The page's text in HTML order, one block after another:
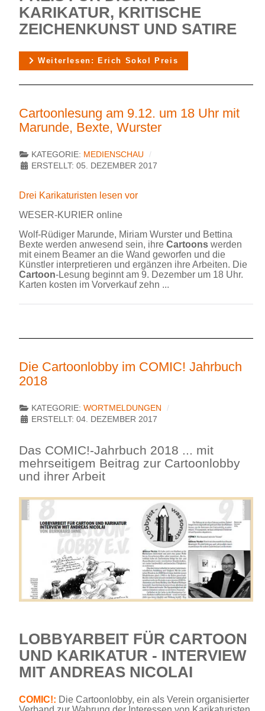
KARIKATUR, KRITISCHE
ZEICHENKUNST UND SATIRE
Weiterlesen: Erich Sokol Preis
Cartoonlesung am 9.12. um 18 Uhr mit
Marunde, Bexte, Wurster
KATEGORIE: MEDIENSCHAU
ERSTELLT: 05. DEZEMBER 2017
Drei Karikaturisten lesen vor
WESER-KURIER online
Wolf-Rüdiger Marunde, Miriam Wurster und Bettina
Bexte werden anwesend sein, ihre Cartoons werden
mit einem Beamer an die Wand geworfen und die
Künstler interpretieren und ergänzen ihre Arbeiten. Die
Cartoon-Lesung beginnt am 9. Dezember um 18 Uhr.
Karten kosten im Vorverkauf zehn ...
Die Cartoonlobby im COMIC! Jahrbuch
2018
KATEGORIE: WORTMELDUNGEN
ERSTELLT: 04. DEZEMBER 2017
Das COMIC!-Jahrbuch 2018 ... mit
mehrseitigem Beitrag zur Cartoonlobby
und ihrer Arbeit
LOBBYARBEIT FÜR CARTOON
UND KARIKATUR - INTERVIEW
MIT ANDREAS NICOLAI
COMIC!: Die Cartoonlobby, ein als Verein organisierter